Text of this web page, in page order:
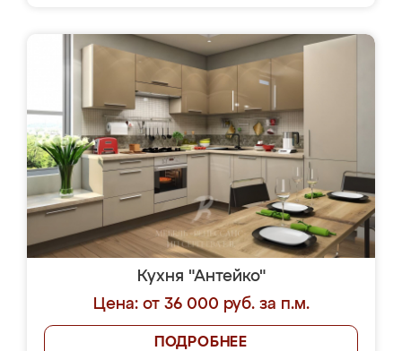
Кухня "Антейко"
Цена: от 36 000 руб. за п.м.
ПОДРОБНЕЕ